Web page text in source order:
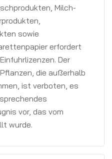
Milch-
sowie
erfordert
Der
die außerhalb
ist verboten, es
vor, das vom
wurde.